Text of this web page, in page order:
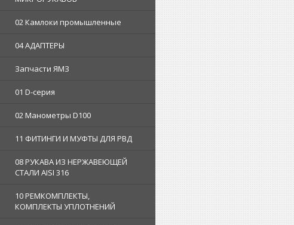
02 Камлоки промышленные
04 АДАПТЕРЫ
Запчасти ЯМЗ
01 D-серия
02 Манометры D100
11 ФИТИНГИ И МУФТЫ ДЛЯ РВД
08 РУКАВА ИЗ НЕРЖАВЕЮЩЕЙ
СТАЛИ AISI 316
10 РЕМКОМПЛЕКТЫ,
КОМПЛЕКТЫ УПЛОТНЕНИЙ